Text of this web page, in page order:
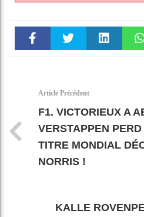
Article Précédent
F1. VICTORIEUX A
VERSTAPPEN
TITRE MONDIAL
NORRIS !
KALLE